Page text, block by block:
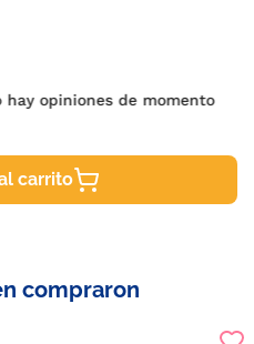
hay opiniones de momento
carrito
compraron